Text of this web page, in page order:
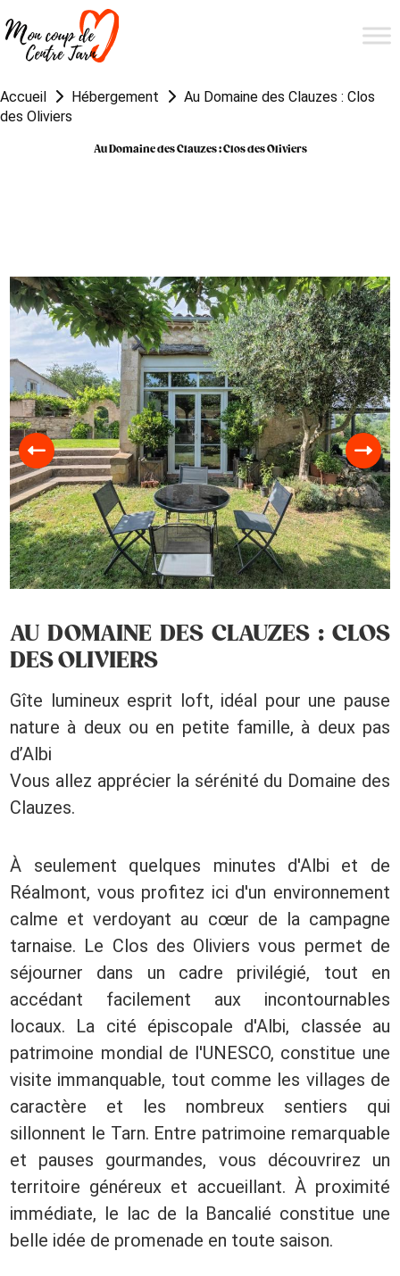
Accueil Hébergement
Au Domaine des Clauzes : Clos
des Oliviers
Au Domaine des Clauzes : Clos des Oliviers
AU DOMAINE DES CLAUZES : CLOS
DES OLIVIERS
Gîte lumineux esprit loft, idéal pour une pause
nature à deux ou en petite famille, à deux pas
d’Albi
Vous allez apprécier la sérénité du Domaine des
Clauzes.
À seulement quelques minutes d'Albi et de
Réalmont, vous profitez ici d'un environnement
calme et verdoyant au cœur de la campagne
tarnaise. Le Clos des Oliviers vous permet de
séjourner dans un cadre privilégié, tout en
accédant facilement aux incontournables
locaux. La cité épiscopale d'Albi, classée au
patrimoine mondial de l'UNESCO, constitue une
visite immanquable, tout comme les villages de
caractère et les nombreux sentiers qui
sillonnent le Tarn. Entre patrimoine remarquable
et pauses gourmandes, vous découvrirez un
territoire généreux et accueillant. À proximité
immédiate, le lac de la Bancalié constitue une
belle idée de promenade en toute saison.